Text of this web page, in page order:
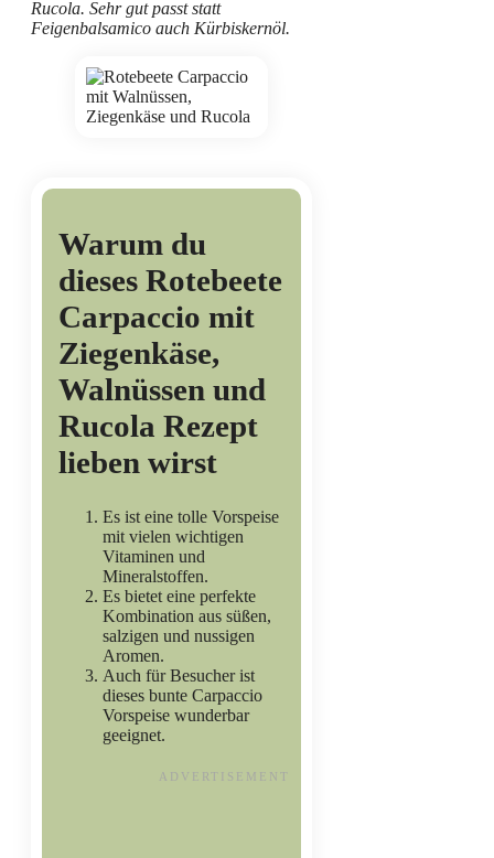
Rucola. Sehr gut passt statt
Feigenbalsamico auch Kürbiskernöl.
Warum du
dieses Rotebeete
Carpaccio mit
Ziegenkäse,
Walnüssen und
Rucola Rezept
lieben wirst
Es ist eine tolle Vorspeise
mit vielen wichtigen
Vitaminen und
Mineralstoffen.
Es bietet eine perfekte
Kombination aus süßen,
salzigen und nussigen
Aromen.
Auch für Besucher ist
dieses bunte Carpaccio
Vorspeise wunderbar
geeignet.